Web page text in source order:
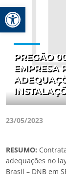
Barra
PREGÃO
EMPRESA
23/05/2023
RESUMO:
adequações no
Brasil – DNB em